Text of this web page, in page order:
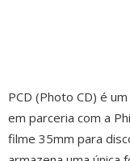
PCD (Photo CD) é
em parceria com a
filme 35mm para